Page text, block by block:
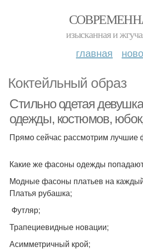
изысканная и
главная
Коктейльный образ
Стильно одетая
одежды, костюмов,
Прямо сейчас рассмотрим лучшие
Какие же фасоны одежды
Модные фасоны платьев на
Платья рубашка;
Футляр;
Трапециевидные новации;
Асимметричный крой;